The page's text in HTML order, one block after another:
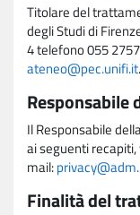
Titolare del
degli Studi di
4 telefono 055
ateneo@pec.unifi.it.
Responsabile
Il Responsabile
ai seguenti
mail:
Finalità del